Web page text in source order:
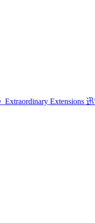
Extensions